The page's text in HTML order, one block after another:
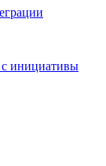
с инициативы